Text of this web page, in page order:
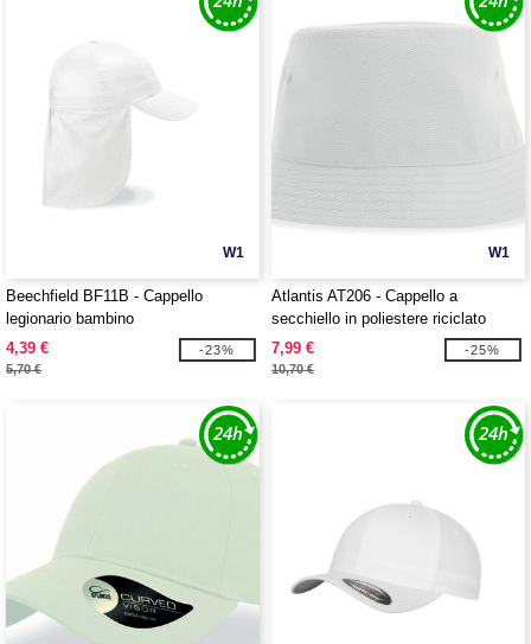
W1
Beechfield BF11B - Cappello
legionario bambino
4,39 €
5,70 €
-23%
W1
Atlantis AT206 - Cappello a
secchiello in poliestere riciclato
7,99 €
10,70 €
-25%